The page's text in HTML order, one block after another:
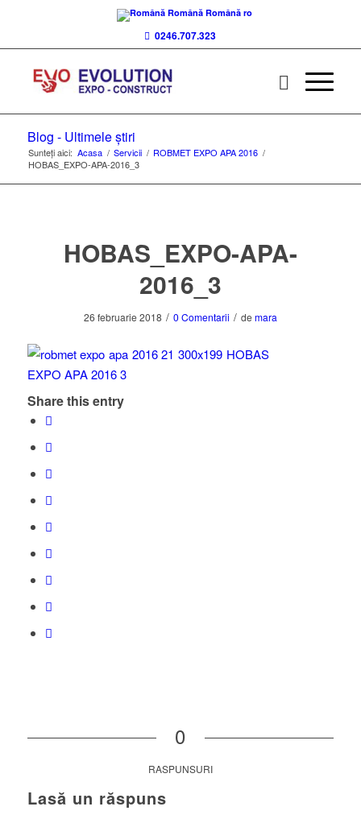
Română Română ro
0246.707.323
Blog - Ultimele știri
Sunteți aici: Acasa / Servicii / ROBMET EXPO APA 2016 /
HOBAS_EXPO-APA-2016_3
HOBAS_EXPO-APA-
2016_3
26 februarie 2018 / 0 Comentarii / demara
Share this entry
0
RASPUNSURI
Lasă un răspuns